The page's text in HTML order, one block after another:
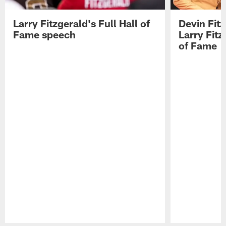
Larry Fitzgerald's Full Hall of
Fame speech
Devin
Larry
of Fame